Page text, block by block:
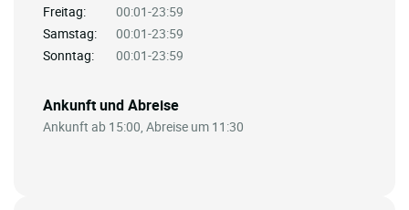
Freitag:
00:01-23:59
Samstag:
00:01-23:59
Sonntag:
00:01-23:59
Ankunft und Abreise
Ankunft ab 15:00, Abreise um 11:30